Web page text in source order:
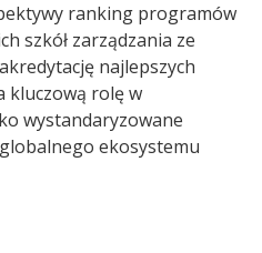
ranking programów
szkół zarządzania ze
najlepszych
kluczową rolę w
wystandaryzowane
ekosystemu